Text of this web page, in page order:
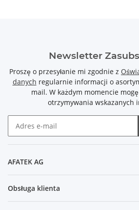
Newsletter
Proszę o przesyłanie mi zgodnie z
danych regularnie informacji o
mail. W każdym momencie
otrzymywania wskazanych
AFATEK AG
Obsługa klienta